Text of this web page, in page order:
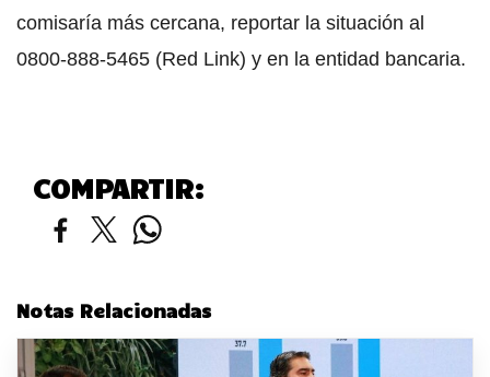
comisaría más cercana, reportar la situación al
0800-888-5465 (Red Link) y en la entidad bancaria.
COMPARTIR:
Notas Relacionadas